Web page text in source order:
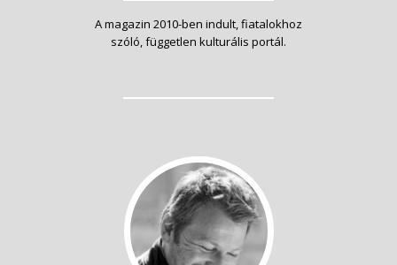
A magazin 2010-ben indult, fiatalokhoz
szóló, független kulturális portál.